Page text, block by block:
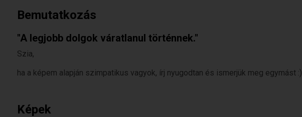
Bemutatkozás
"A legjobb dolgok váratlanul történnek."
Szia,
ha a képem alapján szimpatikus vagyok, írj nyugodtan és ismerjük meg egymást :)
Képek